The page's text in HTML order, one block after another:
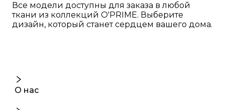
Все модели доступны для заказа в любой
ткани из коллекций O'PRIME. Выберите
дизайн, который станет сердцем вашего дома.
О нас